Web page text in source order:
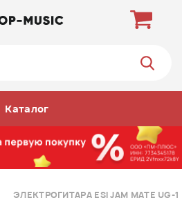
Каталог
ЭЛЕКТРОГИТАРА ESI JAM MATE UG-1